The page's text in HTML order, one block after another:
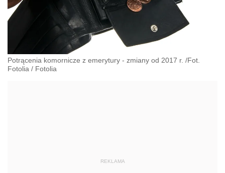
Potrącenia komornicze z emerytury - zmiany od 2017 r. /Fot.
Fotolia / Fotolia